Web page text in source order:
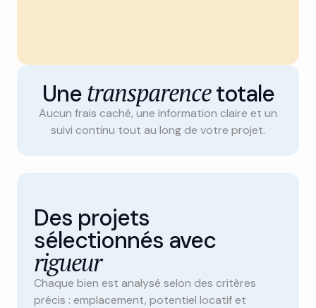
Unetransparencetotale
Aucun frais caché, une information claire et un
suivi continu tout au long de votre projet.
Des projets
sélectionnés avec
rigueur
Chaque bien est analysé selon des critères
précis : emplacement, potentiel locatif et